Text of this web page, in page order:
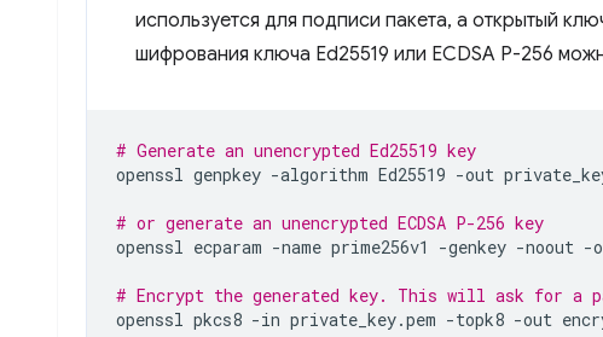
используется для подписи пакета, а открытый
шифрования ключа Ed25519 или ECDSA P-256
# Generate an unencrypted Ed25519 key
openssl genpkey -algorithm Ed25519 -out
# or generate an unencrypted ECDSA P-256 key
openssl ecparam -name prime256v1 -genkey -noout -
# Encrypt the generated key. This will ask for a
openssl pkcs8 -in private_key.pem -topk8 -out